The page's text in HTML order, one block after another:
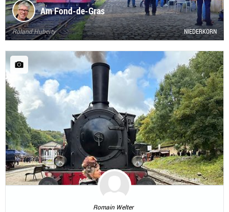
Am Fond-de-Gras
Roland Huberty NIEDERKORN
Romain Welter